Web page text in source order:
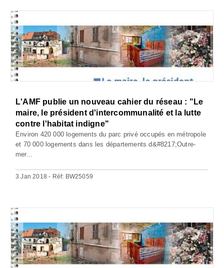
L'AMF publie un nouveau cahier du réseau : "Le
maire, le président d'intercommunalité et la lutte
contre l'habitat indigne"
Environ 420 000 logements du parc privé occupés en métropole
et 70 000 logements dans les départements d&#8217;Outre-
mer...
3 Jan 2018 - Réf: BW25059